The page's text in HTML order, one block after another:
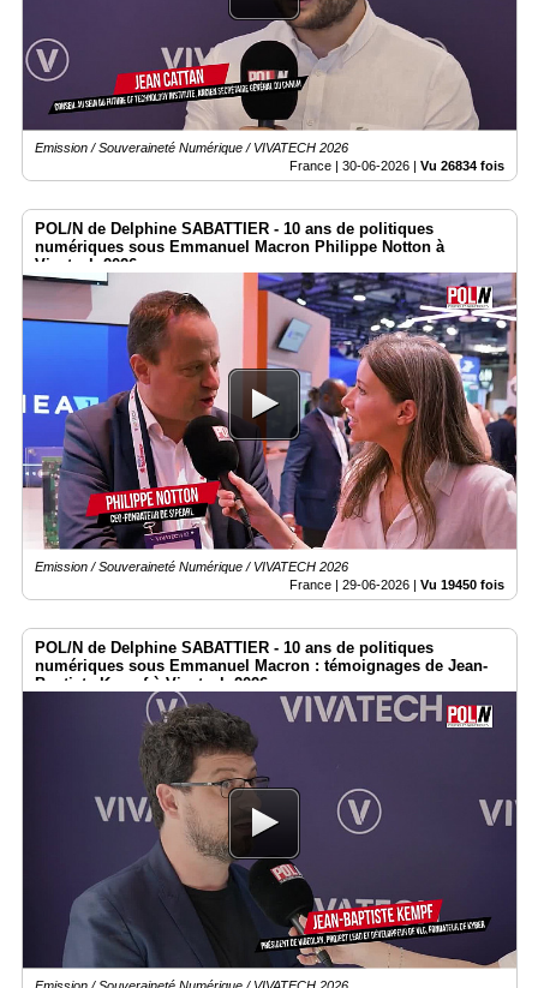
Emission / Souveraineté Numérique / VIVATECH 2026
France | 30-06-2026 | Vu 26834 fois
POL/N de Delphine SABATTIER - 10 ans de politiques
numériques sous Emmanuel Macron Philippe Notton à
Vivatech 2026
Emission / Souveraineté Numérique / VIVATECH 2026
France | 29-06-2026 | Vu 19450 fois
POL/N de Delphine SABATTIER - 10 ans de politiques
numériques sous Emmanuel Macron : témoignages de Jean-
Baptiste Kempf à Vivatech 2026